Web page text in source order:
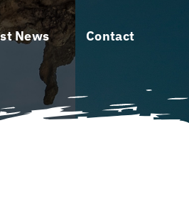
News Contact